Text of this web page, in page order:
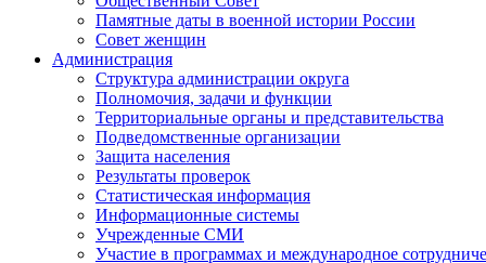
Памятные даты в военной истории России
Совет женщин
Администрация
Структура администрации округа
Полномочия, задачи и функции
Территориальные органы и представительства
Подведомственные организации
Защита населения
Результаты проверок
Статистическая информация
Информационные системы
Учрежденные СМИ
Участие в программах и международное